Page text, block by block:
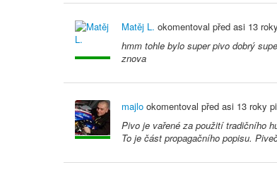
Matěj L. okomentoval před asi 13 roky
hmm tohle bylo super pivo dobrý
znova
majlo okomentoval před asi 13 roky
Pivo je vařené za použití tradičního
To je část propagačního popisu.